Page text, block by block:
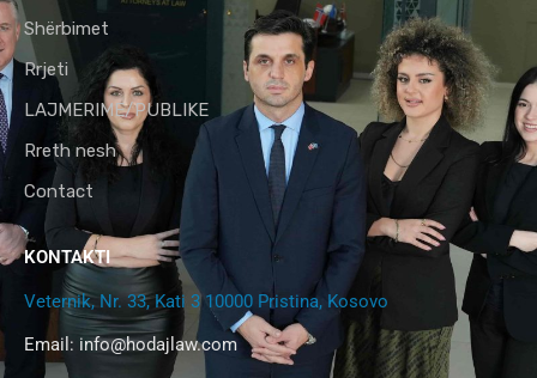
Shërbimet
Rrjeti
LAJMERIME/PUBLIKE
Rreth nesh
Contact
KONTAKTI
Veternik, Nr. 33, Kati 3 10000 Pristina, Kosovo
Email: info@hodajlaw.com